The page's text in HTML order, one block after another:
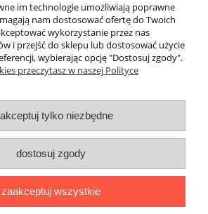
Pomoc
Dostawa
Gwarancja i zwroty
O firmie
|ul. Sienkiewicza 11 F|59-850 Świeradów
TELEFON:608 087 097|MAIL:
im technologie umożliwiają poprawne
nam dostosować ofertę do Twoich
wykorzystanie przez nas
i przejść do sklepu lub dostosować użycie
wybierając opcję "Dostosuj zgody".
przeczytasz w naszej Polityce
tylko niezbędne
dostosuj zgody
zaakceptuj wszystkie